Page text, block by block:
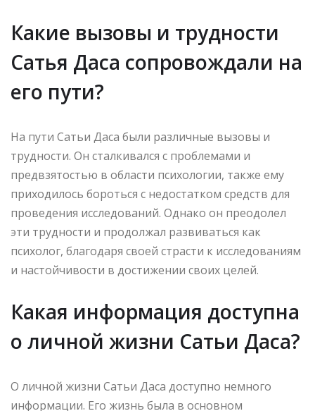
Какие вызовы и трудности
Сатья Даса сопровождали на
его пути?
На пути Сатьи Даса были различные вызовы и
трудности. Он сталкивался с проблемами и
предвзятостью в области психологии, также ему
приходилось бороться с недостатком средств для
проведения исследований. Однако он преодолел
эти трудности и продолжал развиваться как
психолог, благодаря своей страсти к исследованиям
и настойчивости в достижении своих целей.
Какая информация доступна
о личной жизни Сатьи Даса?
О личной жизни Сатьи Даса доступно немного
информации. Его жизнь была в основном